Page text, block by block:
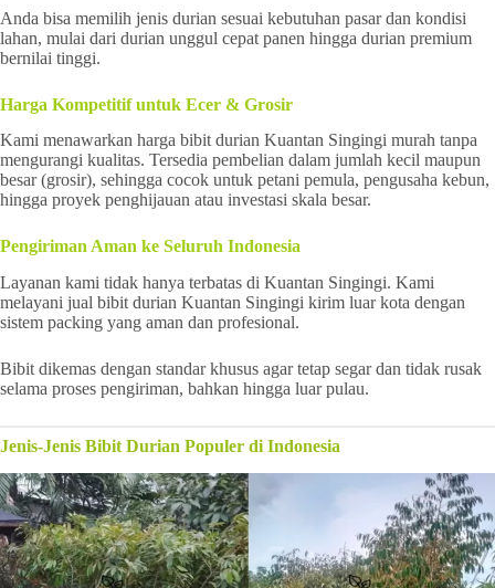
Anda bisa memilih jenis durian sesuai kebutuhan pasar dan kondisi
lahan, mulai dari durian unggul cepat panen hingga durian premium
bernilai tinggi.
Harga Kompetitif untuk Ecer & Grosir
Kami menawarkan harga bibit durian Kuantan Singingi murah tanpa
mengurangi kualitas. Tersedia pembelian dalam jumlah kecil maupun
besar (grosir), sehingga cocok untuk petani pemula, pengusaha kebun,
hingga proyek penghijauan atau investasi skala besar.
Pengiriman Aman ke Seluruh Indonesia
Layanan kami tidak hanya terbatas di Kuantan Singingi. Kami
melayani jual bibit durian Kuantan Singingi kirim luar kota dengan
sistem packing yang aman dan profesional.
Bibit dikemas dengan standar khusus agar tetap segar dan tidak rusak
selama proses pengiriman, bahkan hingga luar pulau.
Jenis-Jenis Bibit Durian Populer di Indonesia